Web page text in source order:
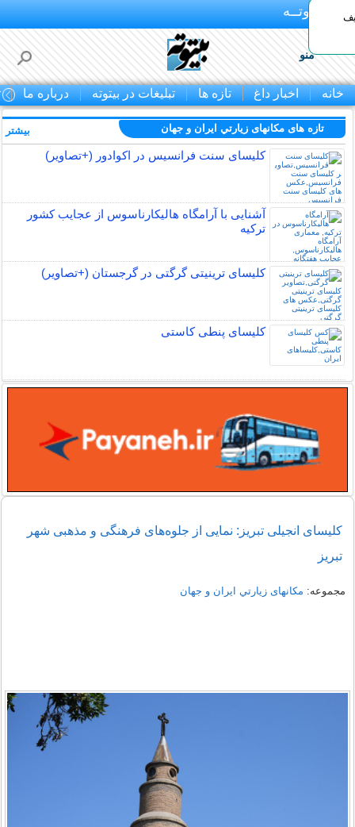
بـیتوتــه
منو
خانه اخبار داغ تازه ها تبلیغات در بیتوته درباره ما
تازه های مکانهای زيارتي ايران و جهان
کلیسای سنت فرانسیس در اکوادور (+تصاویر)
آشنایی با آرامگاه هالیکارناسوس از عجایب کشور
ترکیه
کلیسای ترینیتی گرگتی در گرجستان (+تصاویر)
کلیسای پنطی کاستی
بیشتر
کلیسای انجیلی تبریز: نمایی از جلوه‌های فرهنگی و مذهبی شهر
تبریز
مجموعه: مکانهای زيارتي ايران و جهان